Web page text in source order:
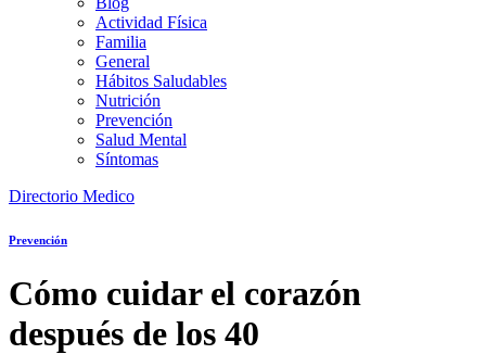
Actividad Física
Familia
General
Hábitos Saludables
Nutrición
Prevención
Salud Mental
Síntomas
Directorio Medico
Prevención
Cómo cuidar el corazón
después de los 40